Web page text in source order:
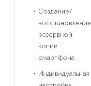
Создание/
восстановление
резервной
копии
смартфона
Индивидуальная